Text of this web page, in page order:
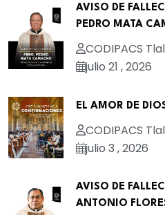
AVISO DE
PEDRO MATA
CODIPACS
julio 21 , 2026
EL AMOR DE
CODIPACS
julio 3 , 2026
AVISO DE
ANTONIO